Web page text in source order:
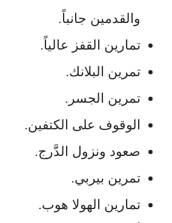
والقدمين جانباً.
تمارين القفز عالياً.
تمرين البلانك.
تمرين الجسر.
الوقوف على الكتفين.
صعود ونزول الدَّرج.
تمرين بيربي.
تمارين الهولا هوب.